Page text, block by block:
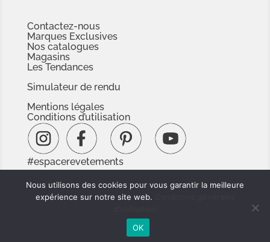
Contactez-nous
Marques Exclusives
Nos catalogues
Magasins
Les Tendances
Simulateur de rendu
Mentions légales
Conditions d’utilisation
#espacerevetements
www.espacedoc.fr
www.signnaturedexception.com
Nous utilisons des cookies pour vous garantir la meilleure
expérience sur notre site web.
OK